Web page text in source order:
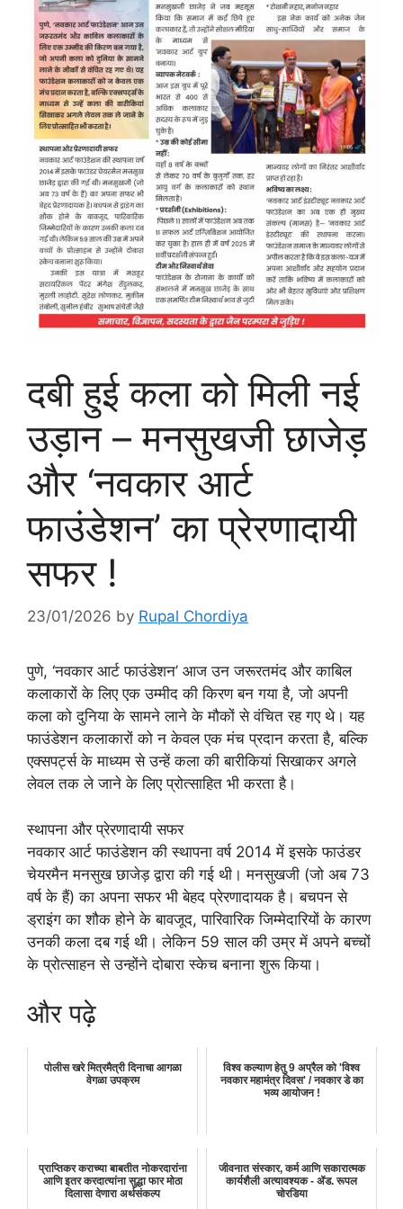
दबी हुई कला को मिली नई
उड़ान – मनसुखजी छाजेड़
और ‘नवकार आर्ट
फाउंडेशन’ का प्रेरणादायी
सफर !
23/01/2026 by Rupal Chordiya
पुणे, ‘नवकार आर्ट फाउंडेशन’ आज उन जरूरतमंद और काबिल
कलाकारों के लिए एक उम्मीद की किरण बन गया है, जो अपनी
कला को दुनिया के सामने लाने के मौकों से वंचित रह गए थे। यह
फाउंडेशन कलाकारों को न केवल एक मंच प्रदान करता है, बल्कि
एक्सपर्ट्स के माध्यम से उन्हें कला की बारीकियां सिखाकर अगले
लेवल तक ले जाने के लिए प्रोत्साहित भी करता है।
स्थापना और प्रेरणादायी सफर
नवकार आर्ट फाउंडेशन की स्थापना वर्ष 2014 में इसके फाउंडर
चेयरमैन मनसुख छाजेड़ द्वारा की गई थी। मनसुखजी (जो अब 73
वर्ष के हैं) का अपना सफर भी बेहद प्रेरणादायक है। बचपन से
ड्राइंग का शौक होने के बावजूद, पारिवारिक जिम्मेदारियों के कारण
उनकी कला दब गई थी। लेकिन 59 साल की उम्र में अपने बच्चों
के प्रोत्साहन से उन्होंने दोबारा स्केच बनाना शुरू किया।
और पढ़े
पोलीस खरे मित्रमैत्री दिनाचा आगळा
वेगळा उपक्रम
विश्व कल्याण हेतु 9 अप्रैल को 'विश्व
नवकार महामंत्र दिवस' / नवकार डे का
भव्य आयोजन !
प्राप्तिकर कराच्या बाबतीत नोकरदारांना
आणि इतर करदात्यांना सुद्धा फार मोठा
दिलासा देणारा अर्थसंकल्प
जीवनात संस्कार, कर्म आणि सकारात्मक
कार्यशैली अत्यावश्यक - ॲड. रूपल
चोरडिया